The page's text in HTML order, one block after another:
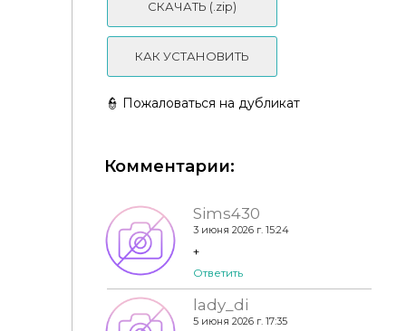
SimspirationBuilds - Aged Mosaic Wall amp Floor
Set
СКАЧАТЬ (.zip)
КАК УСТАНОВИТЬ
👮 Пожаловаться на дубликат
Комментарии:
Sims430
3 июня 2026 г. 15:24
+
Ответить
lady_di
5 июня 2026 г. 17:35